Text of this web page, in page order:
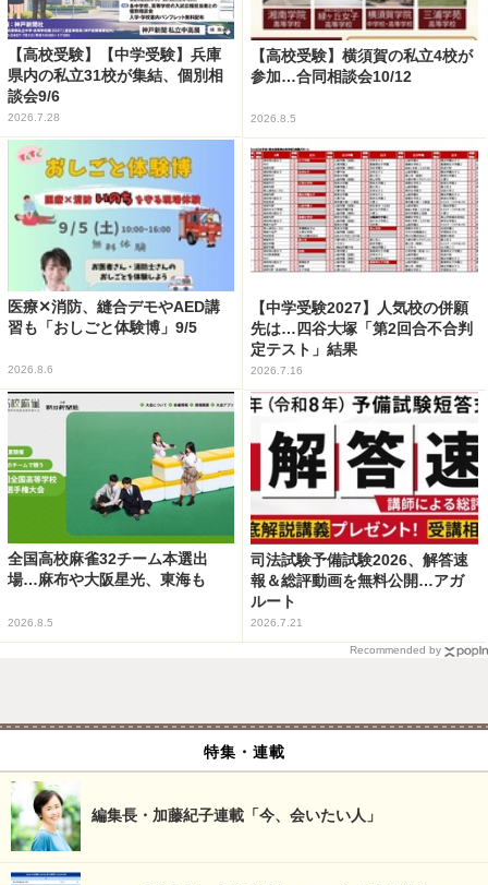
【高校受験】【中学受験】兵庫
県内の私立31校が集結、個別相
談会9/6
2026.7.28
【高校受験】横須賀の私立4校が
参加…合同相談会10/12
2026.8.5
医療✕消防、縫合デモやAED講
習も「おしごと体験博」9/5
2026.8.6
【中学受験2027】人気校の併願
先は…四谷大塚「第2回合不合判
定テスト」結果
2026.7.16
全国高校麻雀32チーム本選出
場…麻布や大阪星光、東海も
2026.8.5
司法試験予備試験2026、解答速
報＆総評動画を無料公開…アガ
ルート
2026.7.21
Recommended by
特集・連載
編集長・加藤紀子連載「今、会いたい人」